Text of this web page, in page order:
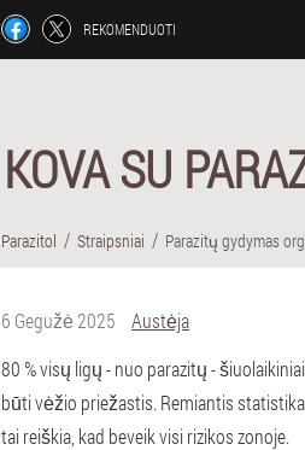
REKOMENDUOTI
KOVA SU
Parazitol Straipsniai Parazitų gydymas
6 Gegužė 2025
Austėja
80 % visų ligų - nuo parazitų -
būti vėžio priežastis. Remiantis
tai reiškia, kad beveik visi rizikos zonoje.